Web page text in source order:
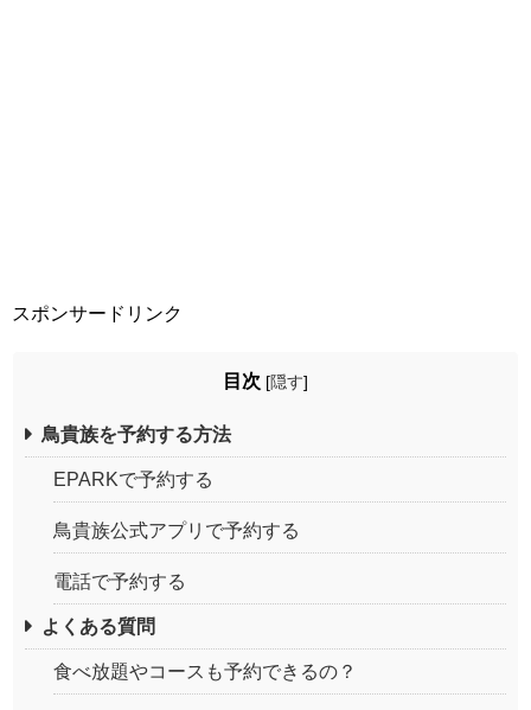
スポンサードリンク
目次 [隠す]
鳥貴族を予約する方法
EPARKで予約する
鳥貴族公式アプリで予約する
電話で予約する
よくある質問
食べ放題やコースも予約できるの？